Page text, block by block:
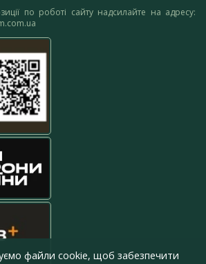
по роботі сайту надсилайте на адресу:
файли cookie, щоб забезпечити